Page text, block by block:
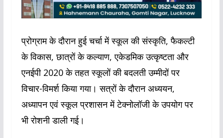
प्रोग्राम के दौरान हुई चर्चा में स्कूल की संस्कृति, फैकल्टी
के विकास, छात्रों के कल्याण, एकेडमिक उत्कृष्टता और
एनईपी 2020 के तहत स्कूलों की बदलती उम्मीदों पर
विचार-विमर्श किया गया। सत्रों के दौरान अध्ययन,
अध्यापन एवं स्कूल प्रशासन में टेक्नोलॉजी के उपयोग पर
भी रोशनी डाली गई।